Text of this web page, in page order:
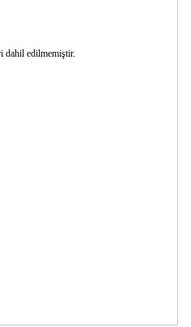
dahil edilmemiştir.